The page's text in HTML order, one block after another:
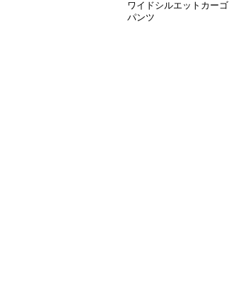
ワイドシルエットカーゴ
パンツ